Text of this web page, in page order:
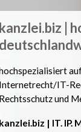
kanzlei.biz |
Internetrecht/IT-
Rechtsschutz und
kanzlei.biz | IT IP.